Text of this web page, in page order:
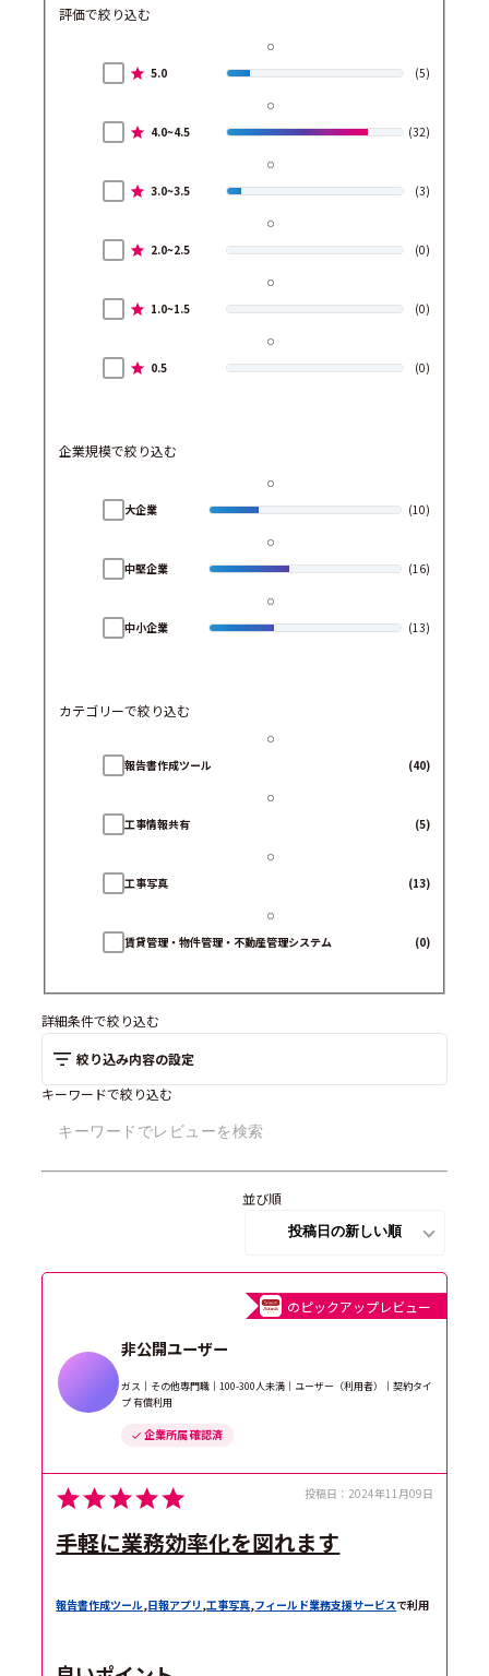
評価で絞り込む
5.0 (5)
4.0~4.5 (32)
3.0~3.5 (3)
2.0~2.5 (0)
1.0~1.5 (0)
0.5 (0)
企業規模で絞り込む
大企業 (10)
中堅企業 (16)
中小企業 (13)
カテゴリーで絞り込む
報告書作成ツール (40)
工事情報共有 (5)
工事写真 (13)
賃貸管理・物件管理・不動産管理システム (0)
フィールド業務支援サービス
詳細条件で絞り込む
絞り込み内容の設定
キーワードで絞り込む
並び順
のピックアップレビュー
非公開ユーザー
ガス｜その他専門職｜100-300人未満｜ユーザー（利用者）｜契約タイ
プ 有償利用
企業所属 確認済
投稿日： 2024年11月09日
手軽に業務効率化を図れます
報告書作成ツール ,日報アプリ ,工事写真,フィールド業務支援サービスで利用